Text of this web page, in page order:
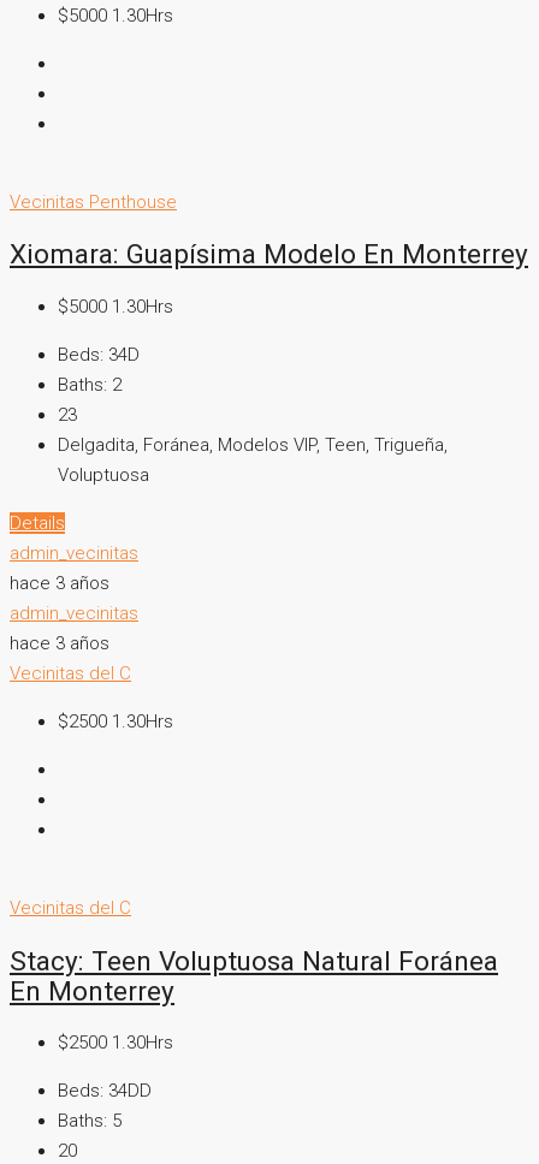
$5000 1.30Hrs
Vecinitas Penthouse
Xiomara: Guapísima Modelo En Monterrey
$5000 1.30Hrs
Beds: 34D
Baths: 2
23
Delgadita, Foránea, Modelos VIP, Teen, Trigueña,
Voluptuosa
Details
admin_vecinitas
hace 3 años
admin_vecinitas
hace 3 años
Vecinitas del C
$2500 1.30Hrs
Vecinitas del C
Stacy: Teen Voluptuosa Natural Foránea
En Monterrey
$2500 1.30Hrs
Beds: 34DD
Baths: 5
20